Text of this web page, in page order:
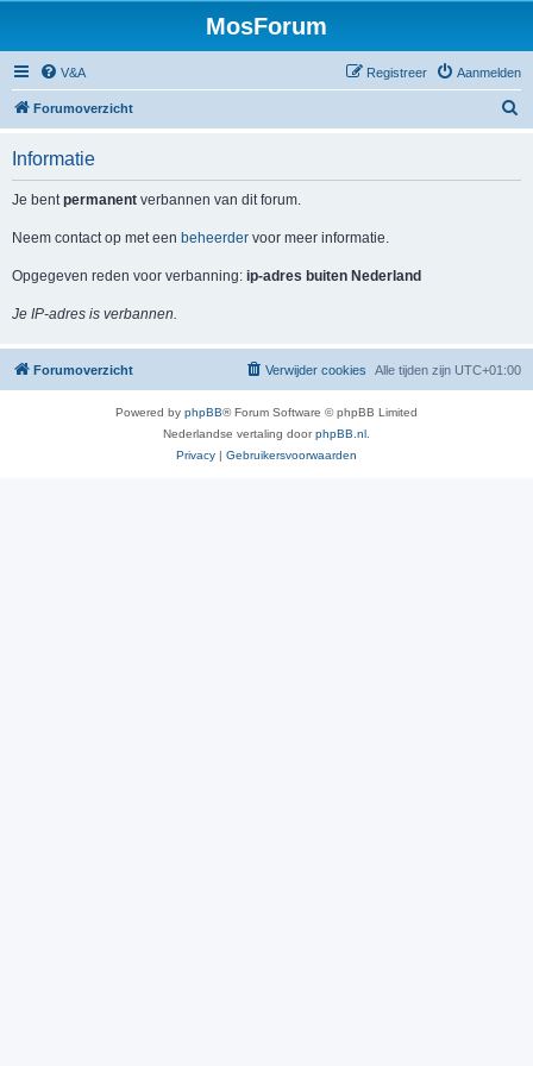
MosForum
V&A Aanmelden
Registreer
Forumoverzicht
Informatie
Je bentpermanent verbannen van dit forum.
Neem contact op met een beheerder voor meer informatie.
Opgegeven reden voor verbanning: ip-adres buiten Nederland
Je IP-adres is verbannen.
Forumoverzicht Alle tijden zijn UTC+01:00
Verwijder cookies
Powered by phpBB® Forum Software © phpBB Limited
Nederlandse vertaling doorphpBB.nl
Privacy | Gebruikersvoorwaarden